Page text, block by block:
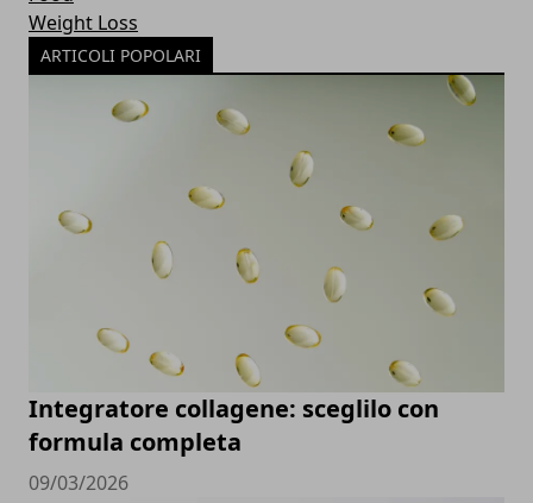
Weight Loss
ARTICOLI POPOLARI
Integratore collagene: sceglilo con
formula completa
09/03/2026